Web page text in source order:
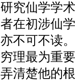
研究仙学学
者在初涉仙
亦不可不读
穷理最为重
弄清楚他的